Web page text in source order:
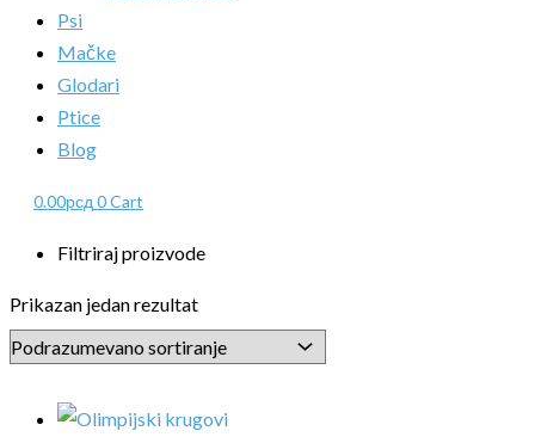
Psi
Mačke
Glodari
Ptice
Blog
0.00рсд 0Cart
Filtriraj proizvode
Prikazan jedan rezultat